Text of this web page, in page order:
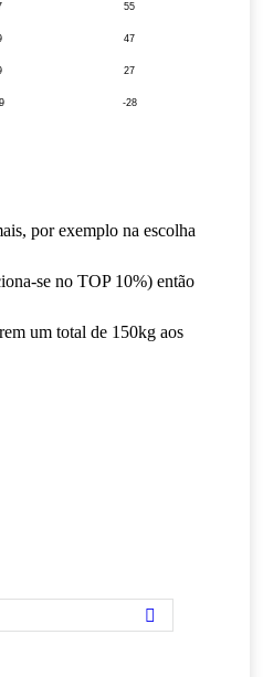
55
47
27
-28
por exemplo na escolha
se no TOP 10%) então
um total de 150kg aos